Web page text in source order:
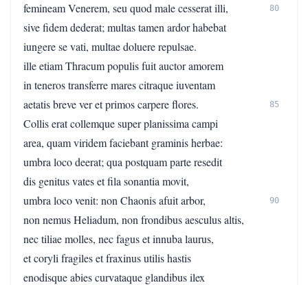
femineam Venerem, seu quod male cesserat illi,
80
sive fidem dederat; multas tamen ardor habebat
iungere se vati, multae doluere repulsae.
ille etiam Thracum populis fuit auctor amorem
in teneros transferre mares citraque iuventam
aetatis breve ver et primos carpere flores.
85
Collis erat collemque super planissima campi
area, quam viridem faciebant graminis herbae:
umbra loco deerat; qua postquam parte resedit
dis genitus vates et fila sonantia movit,
umbra loco venit: non Chaonis afuit arbor,
90
non nemus Heliadum, non frondibus aesculus altis,
nec tiliae molles, nec fagus et innuba laurus,
et coryli fragiles et fraxinus utilis hastis
enodisque abies curvataque glandibus ilex